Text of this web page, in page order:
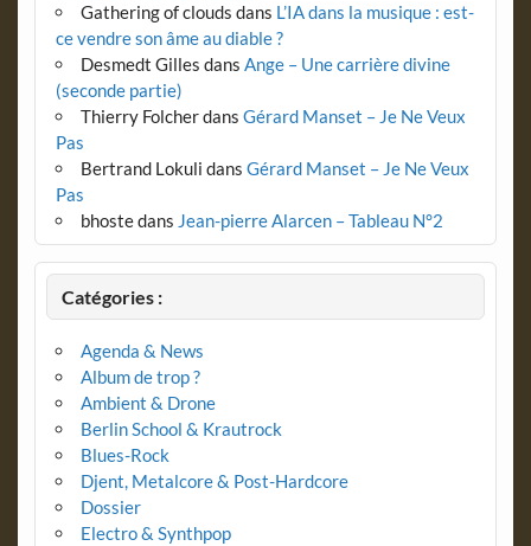
Gathering of clouds dans L’IA dans la musique : est-
ce vendre son âme au diable ?
Desmedt Gilles dans Ange – Une carrière divine
(seconde partie)
Thierry Folcherdans Gérard Manset – Je Ne Veux
Pas
Bertrand Lokuli dans Gérard Manset – Je Ne Veux
Pas
bhostedans Jean-pierre Alarcen – Tableau N°2
Catégories :
Agenda & News
Album de trop ?
Ambient & Drone
Berlin School & Krautrock
Blues-Rock
Djent, Metalcore & Post-Hardcore
Dossier
Electro & Synthpop